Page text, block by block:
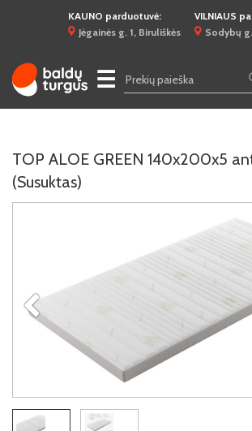
KAUNO parduotuvė:
Jėgainės g. 1, Biruliškės
VILNIAUS
Sodybų
☰
TOP ALOE GREEN 140x200x5
(Susuktas)